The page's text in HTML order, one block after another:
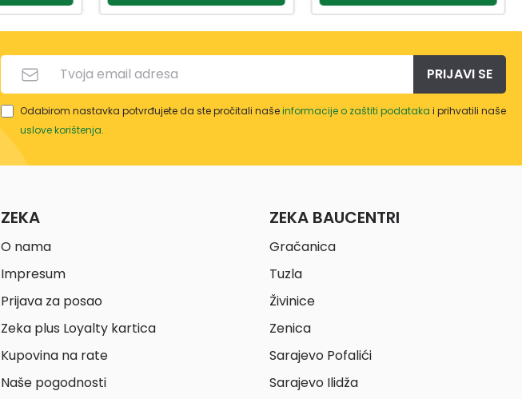
PRIJAVI SE
Odabirom nastavka potvrđujete da ste pročitali našeinformacije o zaštiti podataka i prihvatili naše
uslove korištenja.
ZEKA
O nama
Impresum
Prijava za posao
Zeka plus Loyalty kartica
Kupovina na rate
Naše pogodnosti
ZEKA BAUCENTRI
Gračanica
Tuzla
Živinice
Zenica
Sarajevo Pofalići
Sarajevo Ilidža